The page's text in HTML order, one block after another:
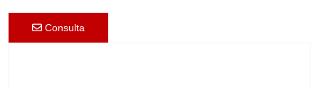
Consulta